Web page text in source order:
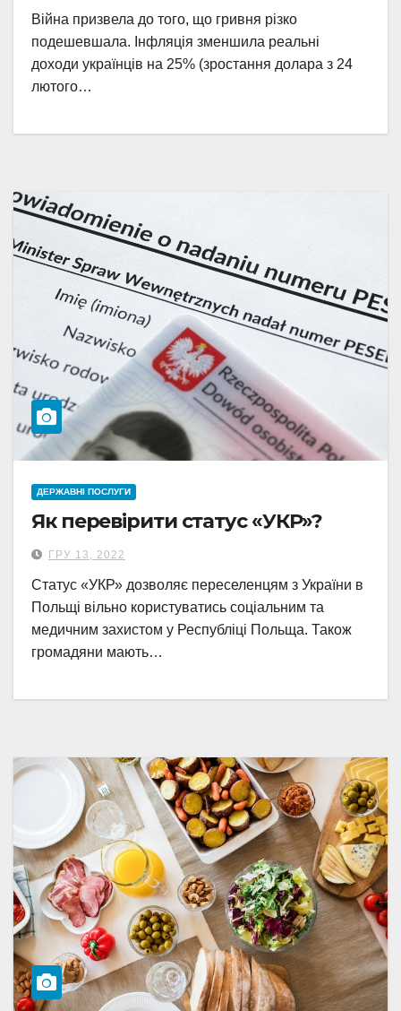
Війна призвела до того, що гривня різко
подешевшала. Інфляція зменшила реальні
доходи українців на 25% (зростання долара з 24
лютого…
ДЕРЖАВНІ ПОСЛУГИ
Як перевірити статус «УКР»?
ГРУ 13, 2022
Статус «УКР» дозволяє переселенцям з України в
Польщі вільно користуватись соціальним та
медичним захистом у Республіці Польща. Також
громадяни мають…